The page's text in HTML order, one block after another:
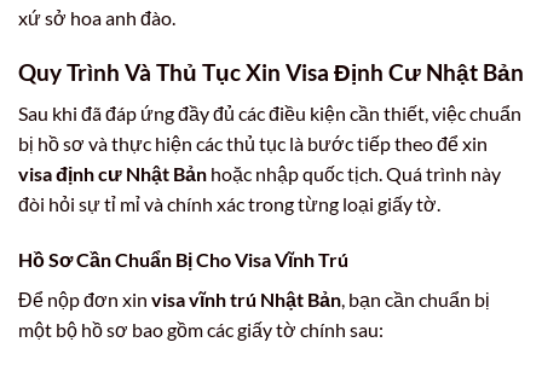
xứ sở hoa anh đào.
Quy Trình Và Thủ Tục Xin Visa Định Cư Nhật Bản
Sau khi đã đáp ứng đầy đủ các điều kiện cần thiết, việc chuẩn
bị hồ sơ và thực hiện các thủ tục là bước tiếp theo để xin
visa định cư Nhật Bản hoặc nhập quốc tịch. Quá trình này
đòi hỏi sự tỉ mỉ và chính xác trong từng loại giấy tờ.
Hồ Sơ Cần Chuẩn Bị Cho Visa Vĩnh Trú
Để nộp đơn xin visa vĩnh trú Nhật Bản, bạn cần chuẩn bị
một bộ hồ sơ bao gồm các giấy tờ chính sau: